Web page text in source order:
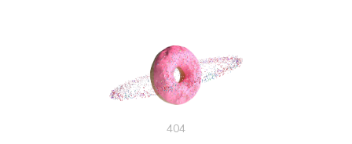
404